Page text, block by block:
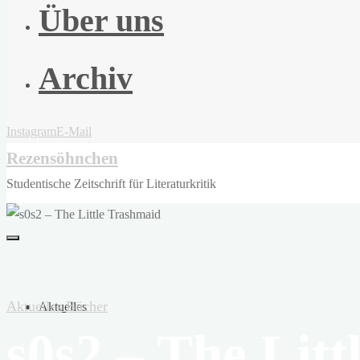
Über uns
Archiv
InstagramE-Mail
Rezensöhnchen
Studentische Zeitschrift für Literaturkritik
Aktuelles
Aktuelles Bücher